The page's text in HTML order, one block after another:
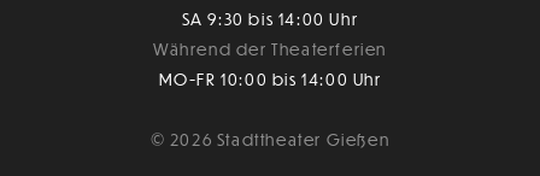
SA 9:30 bis 14:00 Uhr
Während der Theaterferien
MO-FR 10:00 bis 14:00 Uhr
© 2026 Stadttheater Gießen